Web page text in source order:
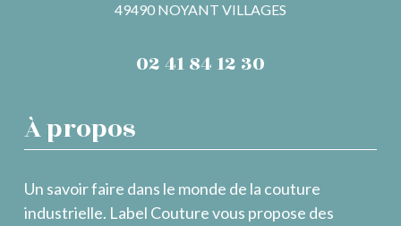
49490 NOYANT VILLAGES
02 41 84 12 30
À propos
Un savoir faire dans le monde de la couture
industrielle. Label Couture vous propose des